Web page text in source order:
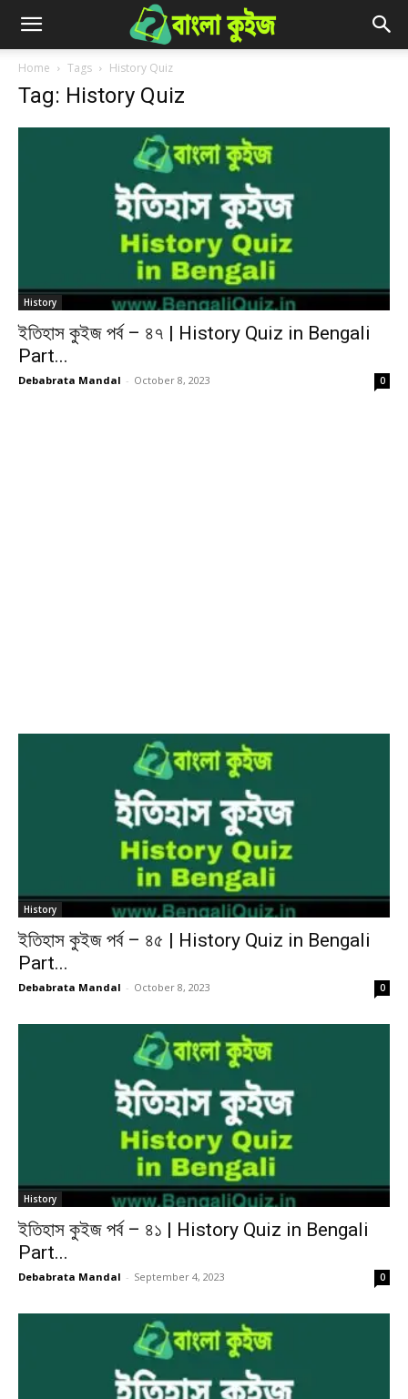
Home Tags History Quiz
Tag: History Quiz
History
ইতিহাস কুইজ পর্ব – ৪৭ | History Quiz in Bengali
Part...
Debabrata Mandal - October 8, 2023 0
History
ইতিহাস কুইজ পর্ব – ৪৫ | History Quiz in Bengali
Part...
Debabrata Mandal - October 8, 2023 0
History
ইতিহাস কুইজ পর্ব – ৪১ | History Quiz in Bengali
Part...
Debabrata Mandal - September 4, 2023 0